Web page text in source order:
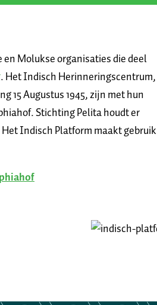
Molukse organisaties die deel
. Het Indisch Herinneringscentrum,
15 Augustus 1945, zijn met hun
Stichting Pelita houdt er
Indisch Platform maakt gebruik
Afbeelding